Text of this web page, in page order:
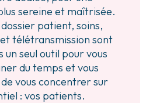
sereine et maîtrisée.
patient, soins,
télétransmission sont
un seul outil pour vous
du temps et vous
vous concentrer sur
: vos patients.